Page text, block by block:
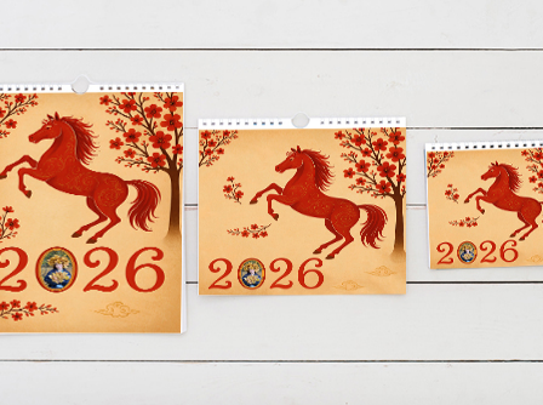
Ваш регион доставки
Выберите из списка: